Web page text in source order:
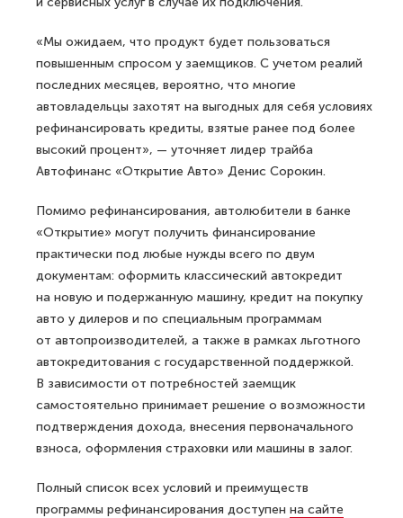
«Мы ожидаем, что продукт будет пользоваться
повышенным спросом у заемщиков. С учетом реалий
последних месяцев, вероятно, что многие
автовладельцы захотят на выгодных для себя условиях
рефинансировать кредиты, взятые ранее под более
высокий процент», — уточняет лидер трайба
Автофинанс «Открытие Авто» Денис Сорокин.
Помимо рефинансирования, автолюбители в банке
«Открытие» могут получить финансирование
практически под любые нужды всего по двум
документам: оформить классический автокредит
на новую и подержанную машину, кредит на покупку
авто у дилеров и по специальным программам
от автопроизводителей, а также в рамках льготного
автокредитования с государственной поддержкой.
В зависимости от потребностей заемщик
самостоятельно принимает решение о возможности
подтверждения дохода, внесения первоначального
взноса, оформления страховки или машины в залог.
Полный список всех условий и преимуществ
программы рефинансирования доступен на сайте